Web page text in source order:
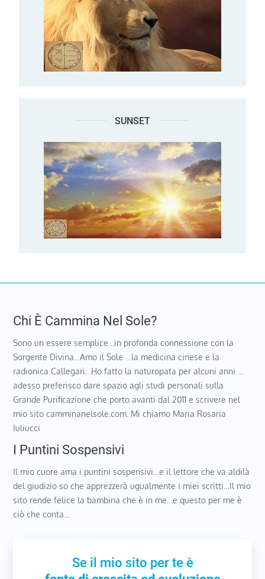
SUNSET
Chi È Cammina Nel Sole?
Sono un essere semplice…in profonda connessione con la
Sorgente Divina…Amo il Sole …la medicina cinese e la
radionica Callegari…Ho fatto la naturopata per alcuni anni …
adesso preferisco dare spazio agli studi personali sulla
Grande Purificazione che porto avanti dal 2011 e scrivere nel
mio sito camminanelsole.com. Mi chiamo Maria Rosaria
Iuliucci
I Puntini Sospensivi
Il mio cuore ama i puntini sospensivi…e il lettore che va aldilà
del giudizio so che apprezzerà ugualmente i miei scritti…Il mio
sito rende felice la bambina che è in me…e questo per me è
ciò che conta…
Se il mio sito per te è